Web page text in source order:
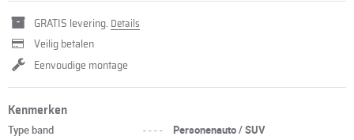
GRATIS levering. Details
Veilig betalen
Eenvoudige montage
Kenmerken
Type band ----
Personenauto / SUV